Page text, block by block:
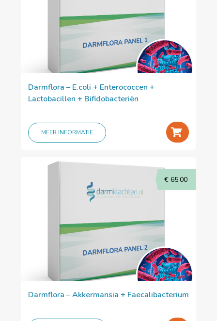
Darmflora – E.coli + Enterococcen +
Lactobacillen + Bifidobacteriën
MEER INFORMATIE +
Darmflora – Akkermansia + Faecalibacterium
€ 65,00